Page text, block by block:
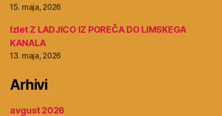
15. maja, 2026
Izlet Z LADJICO IZ POREČA DO LIMSKEGA
KANALA
13. maja, 2026
Arhivi
avgust 2026